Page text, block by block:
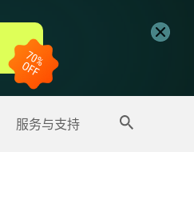
服务与支持
更多产品